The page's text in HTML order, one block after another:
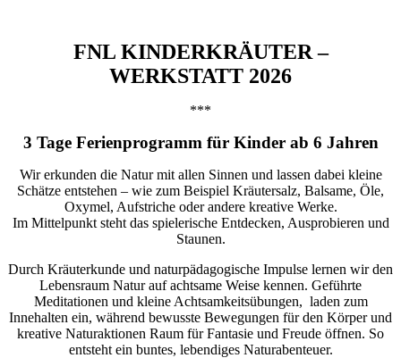
FNL KINDERKRÄUTER –
WERKSTATT 2026
***
3 Tage Ferienprogramm für Kinder ab 6 Jahren
Wir erkunden die Natur mit allen Sinnen und lassen dabei kleine
Schätze entstehen – wie zum Beispiel Kräutersalz, Balsame, Öle,
Oxymel, Aufstriche oder andere kreative Werke.
Im Mittelpunkt steht das spielerische Entdecken, Ausprobieren und
Staunen.
Durch Kräuterkunde und naturpädagogische Impulse lernen wir den
Lebensraum Natur auf achtsame Weise kennen. Geführte
Meditationen und kleine Achtsamkeitsübungen, laden zum
Innehalten ein, während bewusste Bewegungen für den Körper und
kreative Naturaktionen Raum für Fantasie und Freude öffnen. So
entsteht ein buntes, lebendiges Naturabenteuer.